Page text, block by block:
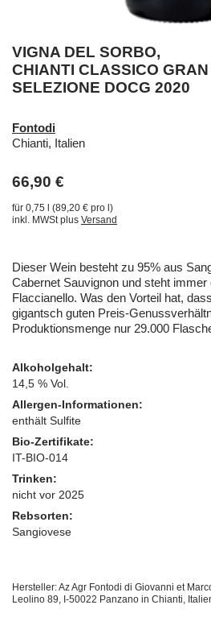
VIGNA DEL SORBO,
CHIANTI CLASSICO GRAN
SELEZIONE DOCG 2020
Fontodi
Chianti, Italien
66,90 €
für 0,75 l (89,20 € pro l)
inkl. MWSt plus Versand
Dieser Wein besteht zu 95% aus
Cabernet Sauvignon und steht
Flaccianello. Was den Vorteil hat,
gigantsch guten Preis-
Produktionsmenge nur 29.000
Alkoholgehalt:
14,5 % Vol.
Allergen-Informationen:
enthält Sulfite
Bio-Zertifikate:
IT-BIO-014
Trinken:
nicht vor 2025
Rebsorten:
Sangiovese
Hersteller: Az Agr Fontodi di Giovanni et
Leolino 89, I-50022 Panzano in Chianti,